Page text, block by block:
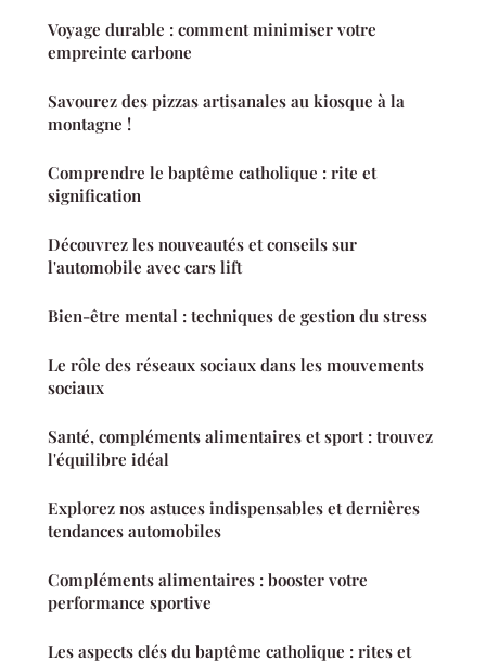
Voyage durable : comment minimiser votre
empreinte carbone
Savourez des pizzas artisanales au kiosque à la
montagne !
Comprendre le baptême catholique : rite et
signification
Découvrez les nouveautés et conseils sur
l'automobile avec cars lift
Bien-être mental : techniques de gestion du stress
Le rôle des réseaux sociaux dans les mouvements
sociaux
Santé, compléments alimentaires et sport : trouvez
l'équilibre idéal
Explorez nos astuces indispensables et dernières
tendances automobiles
Compléments alimentaires : booster votre
performance sportive
Les aspects clés du baptême catholique : rites et